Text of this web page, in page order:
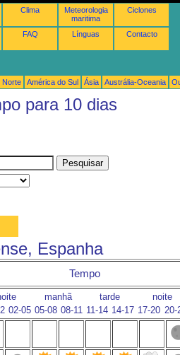
Clima
Meteorologia
maritima
Ciclones
FAQ Línguas Contacto
Norte América do Sul Ásia Austrália-Oceania
para 10 dias
Espanha
Tempo
manhã tarde
noite
02-05 05-08 08-11 11-14 14-17 17-20 20-